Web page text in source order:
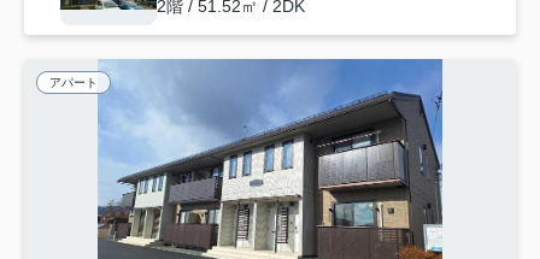
2階 / 51.52㎡ / 2DK
アパート